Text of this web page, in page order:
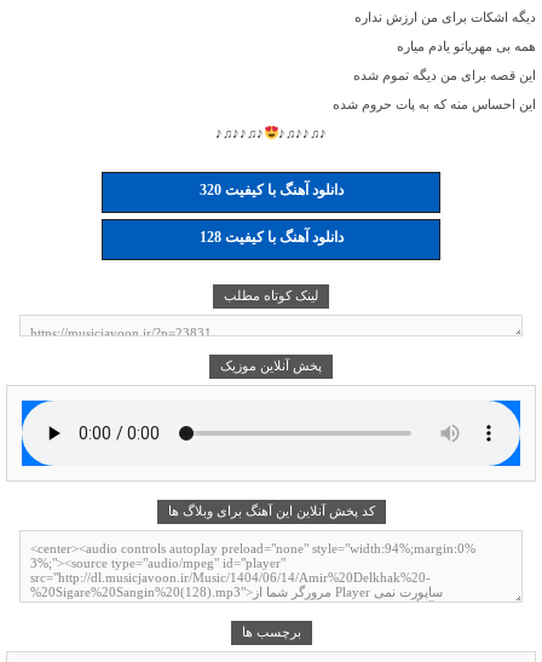
دیگه اشکات برای من ارزش نداره
همه بی مهریاتو یادم میاره
این قصه برای من دیگه تموم شده
این احساس منه که به پات حروم شده
♪♫♪♪♫♪
♪♫♪♪♫♪
دانلود آهنگ با کیفیت 320
دانلود آهنگ با کیفیت 128
لینک کوتاه مطلب
پخش آنلاین موزیک
کد پخش آنلاین این آهنگ برای وبلاگ ها
برچسب ها